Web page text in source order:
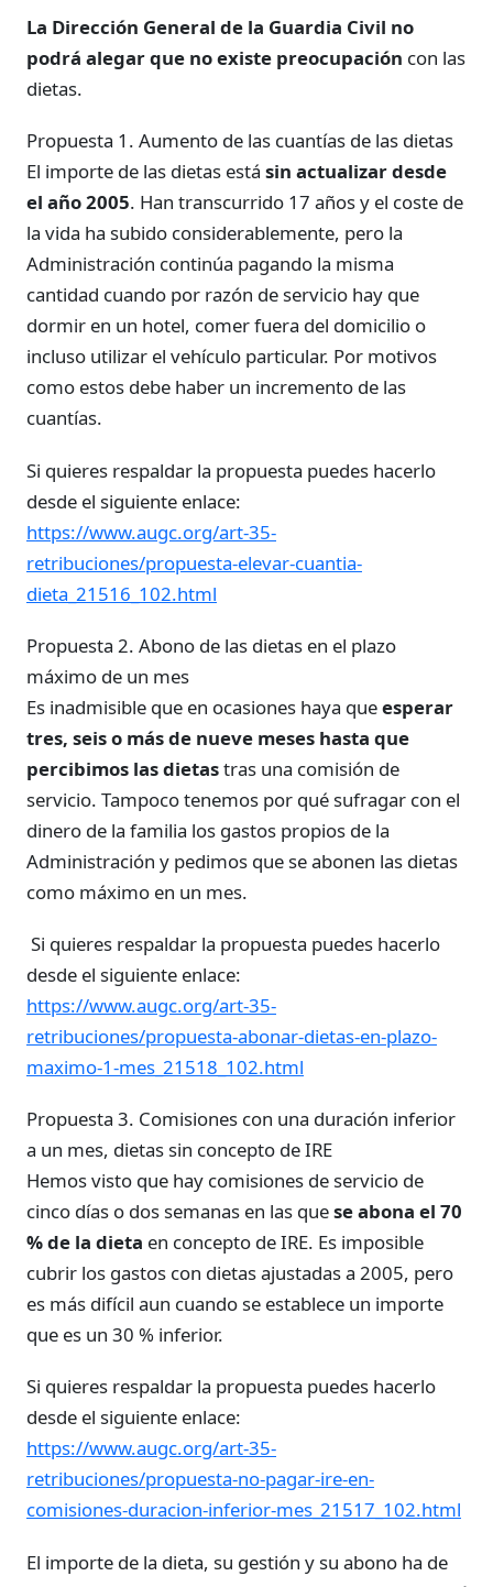
La Dirección General de la Guardia Civil no
podrá alegar que no existe preocupación con las
dietas.
Propuesta 1. Aumento de las cuantías de las dietas
El importe de las dietas está sin actualizar desde
el año 2005. Han transcurrido 17 años y el coste de
la vida ha subido considerablemente, pero la
Administración continúa pagando la misma
cantidad cuando por razón de servicio hay que
dormir en un hotel, comer fuera del domicilio o
incluso utilizar el vehículo particular. Por motivos
como estos debe haber un incremento de las
cuantías.
Si quieres respaldar la propuesta puedes hacerlo
desde el siguiente enlace:
https://www.augc.org/art-35-
retribuciones/propuesta-elevar-cuantia-
dieta_21516_102.html
Propuesta 2. Abono de las dietas en el plazo
máximo de un mes
Es inadmisible que en ocasiones haya queesperar
tres, seis o más de nueve meses hasta que
percibimos las dietastras una comisión de
servicio. Tampoco tenemos por qué sufragar con el
dinero de la familia los gastos propios de la
Administración y pedimos que se abonen las dietas
como máximo en un mes.
Si quieres respaldar la propuesta puedes hacerlo
desde el siguiente enlace:
https://www.augc.org/art-35-
retribuciones/propuesta-abonar-dietas-en-plazo-
maximo-1-mes_21518_102.html
Propuesta 3. Comisiones con una duración inferior
a un mes, dietas sin concepto de IRE
Hemos visto que hay comisiones de servicio de
cinco días o dos semanas en las quese abona el 70
% de la dieta en concepto de IRE. Es imposible
cubrir los gastos con dietas ajustadas a 2005, pero
es más difícil aun cuando se establece un importe
que es un 30 % inferior.
Si quieres respaldar la propuesta puedes hacerlo
desde el siguiente enlace:
https://www.augc.org/art-35-
retribuciones/propuesta-no-pagar-ire-en-
comisiones-duracion-inferior-mes_21517_102.html
El importe de la dieta, su gestión y su abono ha de